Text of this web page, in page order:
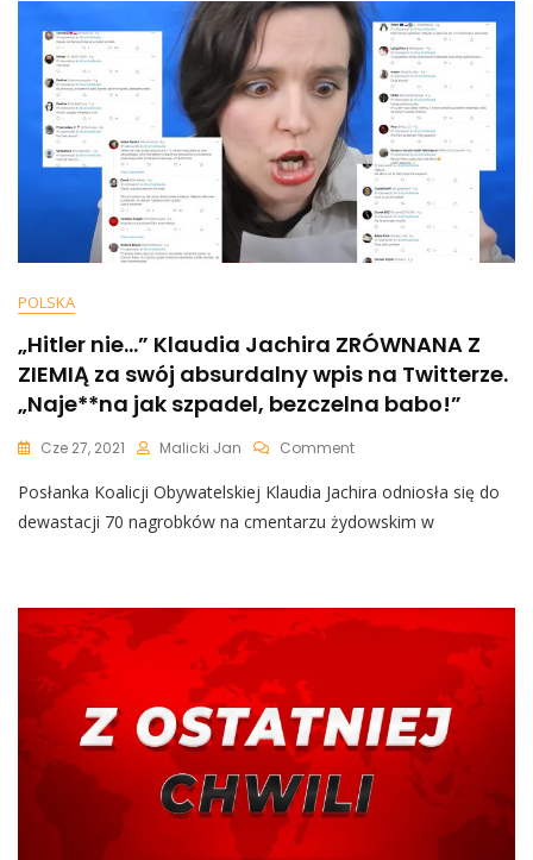
Wpis
Będzie
Miała
Teraz
Kłopoty
POLSKA
„Hitler nie…” Klaudia Jachira ZRÓWNANA Z
ZIEMIĄ za swój absurdalny wpis na Twitterze.
„Naje**na jak szpadel, bezczelna babo!”
Cze 27, 2021 Malicki Jan CommentOn
Nie…”
Klaudia
ZIEMIĄ
Za
Na
Twitterze.
„Naje**na
Jak
Szpadel,
Posłanka Koalicji Obywatelskiej Klaudia Jachira odniosła się do
dewastacji 70 nagrobków na cmentarzu żydowskim w